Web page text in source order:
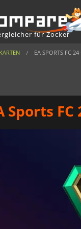
für Zocker
EA SPORTS FC
Sports FC